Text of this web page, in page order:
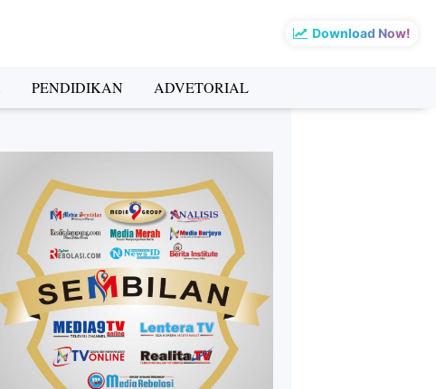
Download Now!
PENDIDIKAN ADVETORIAL